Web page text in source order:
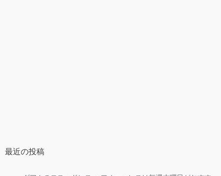
最近の投稿